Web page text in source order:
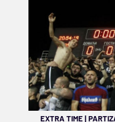
EXTRA TIME|